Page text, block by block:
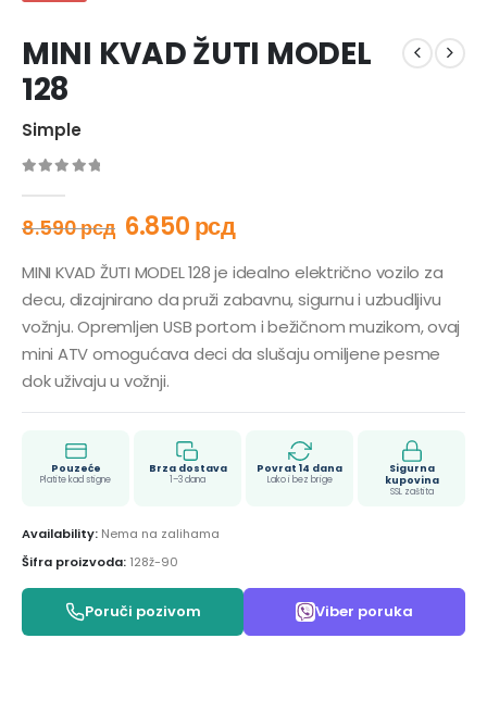
MINI KVAD ŽUTI MODEL
128
Simple
8.590рсд 6.850рсд
MINI KVAD ŽUTI MODEL 128 je idealno električno vozilo za
decu, dizajnirano da pruži zabavnu, sigurnu i uzbudljivu
vožnju. Opremljen USB portom i bežičnom muzikom, ovaj
mini ATV omogućava deci da slušaju omiljene pesme
dok uživaju u vožnji.
Pouzeće
Platite kad stigne
Brza dostava
1–3 dana
Povrat 14 dana
Lako i bez brige
Sigurna
kupovina
SSL zaštita
Availability: Nema na zalihama
Šifra proizvoda: 128ž-90
Poruči pozivom Viber poruka